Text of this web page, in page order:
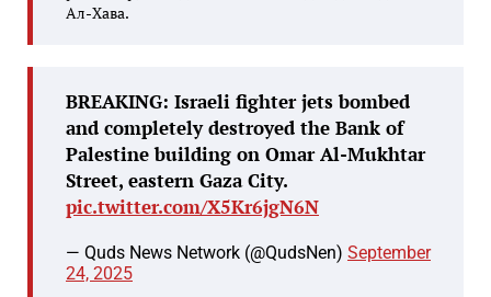
Ал-Хава.
BREAKING: Israeli fighter jets bombed
and completely destroyed the Bank of
Palestine building on Omar Al-Mukhtar
Street, eastern Gaza City.
pic.twitter.com/X5Kr6jgN6N
— Quds News Network (@QudsNen) September
24, 2025